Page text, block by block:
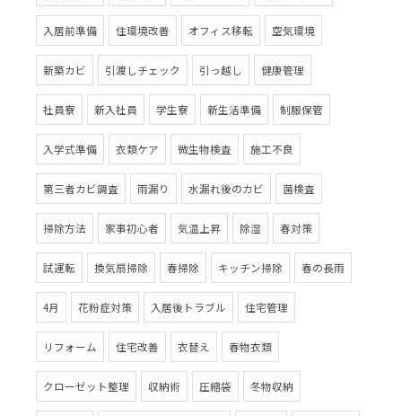
入居前準備 住環境改善 オフィス移転 空気環境
新築カビ 引渡しチェック 引っ越し 健康管理
社員寮 新入社員 学生寮 新生活準備 制服保管
入学式準備 衣類ケア 微生物検査 施工不良
第三者カビ調査 雨漏り 水漏れ後のカビ 菌検査
掃除方法 家事初心者 気温上昇 除湿 春対策
試運転 換気扇掃除 春掃除 キッチン掃除 春の長雨
4月 花粉症対策 入居後トラブル 住宅管理
リフォーム 住宅改善 衣替え 春物衣類
クローゼット整理 収納術 圧縮袋 冬物収納